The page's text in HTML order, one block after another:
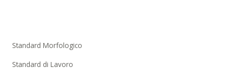
Standard Morfologico
Standard di Lavoro